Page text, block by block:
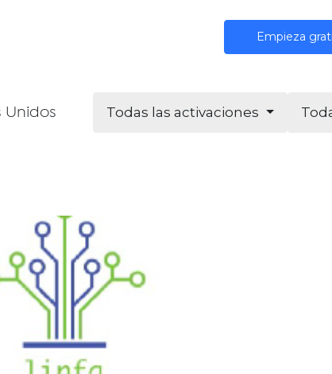
Empieza
Unidos Todas las activaciones